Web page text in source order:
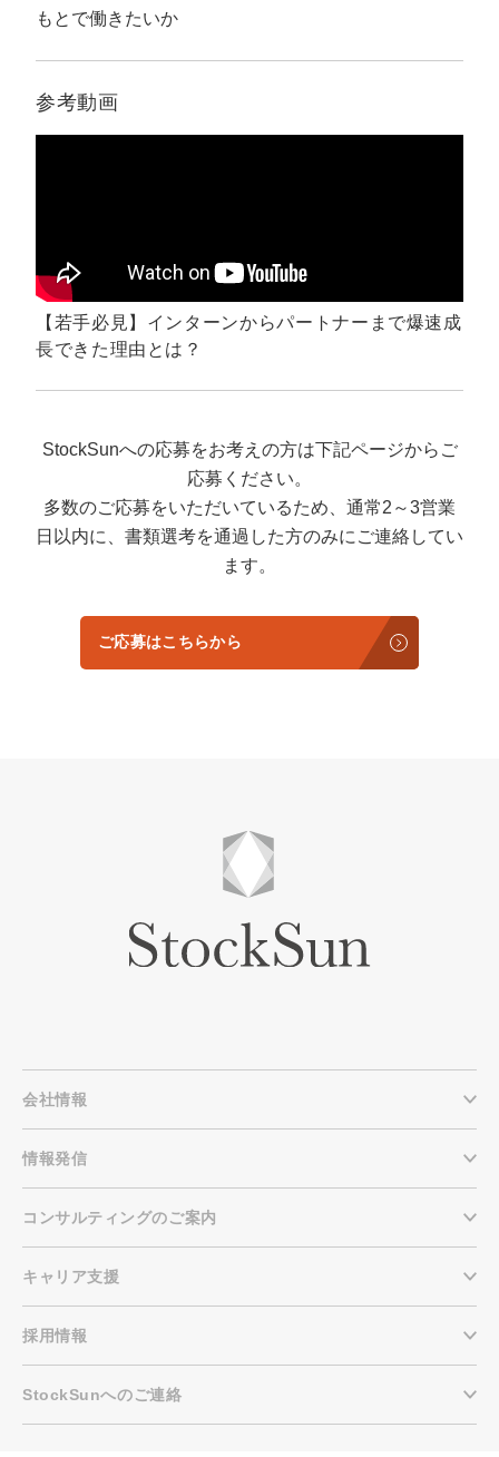
カスタマーサクセスマネージャー
常勤監査役
内部監査室長
もとで働きたいか
参考動画
【若手必見】インターンからパートナーまで爆速成
長できた理由とは？
StockSunへの応募をお考えの方は下記ページからご
応募ください。
多数のご応募をいただいているため、通常2～3営業
日以内に、書類選考を通過した方のみにご連絡してい
ます。
ご応募はこちらから
会社情報
情報発信
コンサルティングのご案内
キャリア支援
採用情報
StockSunへのご連絡